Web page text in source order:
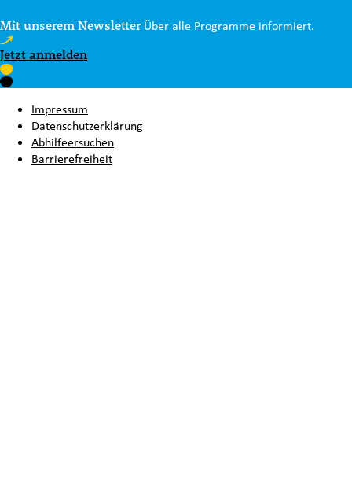
Mit unserem Newsletter Über alle Programme informiert.
Jetzt anmelden
Impressum
Datenschutzerklärung
Abhilfeersuchen
Barrierefreiheit